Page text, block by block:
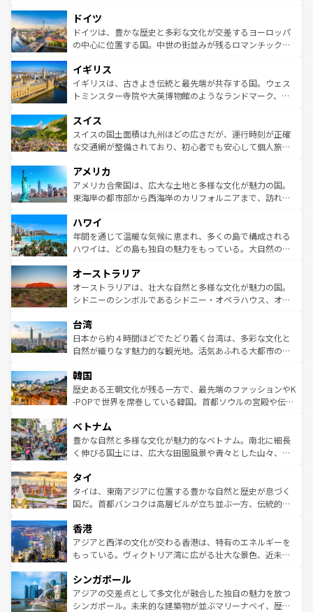
せる。地方によって風土や気候が異なるスペインはその個
性で訪れる人を魅了する。 なお、新着のスペイン情報は コ
ンテンツ一覧を参照してほしい。
で、幅広い魅力が詰まっている。華麗な宮殿、歴史的な大
聖堂、美しいビーチ、そして豊かな自然が、訪れる者を心
から魅了する。また、フランスは美食の国としても知ら
いる。シャンパンの発祥地であるランス、プロヴァンスの
香り高いラベンダー畑など、多彩な楽しみ方が可能だ。さ
らに、パリ以外の地域にも魅力が溢れており、どの街角に
れる地方に足を運ぶとそれぞれで全く異なる文化を体験で
きるだろう。 なお、新着のフランス情報はコンテンツ一覧
を参照してほしい。
ドイツ
ドイツは、豊かな歴史と多彩な文化が交差するヨーロッパ
の中心に位置する国。中世の街並みが残るロマンチック街
顔を持つこの国は、どこを歩いても飽きることがない。ベ
ルリンの文化的活気、バイエルン州のアルプスの絶景、そ
してライン川沿いのワイン畑といった風景は必見。ビール
は、お酒好きな人にはぜひ体験してほしい。 なお、新着の
ドイツ情報はコンテンツ一覧を参照してほしい。
イギリス
イギリスは、古きよき伝統と最先端が共存する国。ウェス
トミンスター寺院や大英博物館のようなランドマーク、歴
リアごとに異なる魅力がある。また、優雅なアフタヌーン
ティー、ビール好きにはたまらない英国パブ、サッカー観
戦など、本場だからこそできる体験も豊富。イギリスを旅
ンツ一覧を参照してほしい。
スイス
スイスの国土面積は九州ほどの広さだが、運行時刻が正確
な交通網が整備されており、初心者でも安心して個人旅行
の建物がそのまま残る町や、スイスならではのユニークな
博物館もあり、アルプス観光だけでなく町歩きも満喫する
ことができる。国民の所得が高いため物価も高いが、旅行
ば市内交通費無料で観光を楽しむこともできる。 なお、新
着のスイス情報はコンテンツ一覧 を参照してほしい。
アメリカ
アメリカ合衆国は、広大な土地と多様な文化が魅力の国。
東海岸の都市部から西海岸のカリフォルニアまで、訪れる
のような巨大都市は、観光、ショッピング、エンターテイ
ンメントが詰まった刺激的なスポットだ。一方、アメリカ
西部には大自然が広がり、グランドキャニオンやイエロー
部のニューオーリンズでは、音楽と美食が融合した独特の
文化が魅力。旅行者はアメリカの各地域で異なる魅力を楽
しみながら、その多様性と豊かな歴史を感じることができ
ならではの贅沢な旅のスタイルだ。 なお、新着のアメリカ
情報はコンテンツ一覧を参照してほしい。
ハワイ
年間を通じて温暖な気候に恵まれ、多くの島で構成される
ハワイは、どの島も独自の魅力をもっている。大自然の神
ワイ島は見逃せない。また、定番の観光地といえばオアフ
島だが、静かな自然を求めるならマウイ島やカウアイ島が
おすすめ。エメラルドグリーンに輝く海をはじめ、豊かな
れるおもてなしの心で訪れる人々を迎えてくれるハワイの
人々、おいしいローカルフードやハワイアンミュージッ
ク、伝統的なフラダンスなど、すべてがハワイの魅力を彩
ワイを、存分に味わってほしい。 なお、新着のハワイ情報
はコンテンツ一覧を参照してほしい。
オーストラリア
オーストラリアは、壮大な自然と多様な文化が魅力の国。
シドニーのシンボルであるシドニー・オペラハウス、オー
リアリーフや大陸中央部にそびえるウルル（エアーズロッ
ク）、タスマニアの美しい原生林やケアンズの熱帯雨林な
ど、見どころがたくさん。また、カフェやワイン、オージ
いる。アクティビティも充実しており、サーフィンやダイ
ビング、ハイキングなど、アウトドア好きにはたまらな
い。オーストラリアの多彩な魅力を存分に味わいつくそ
参照してほしい。
台湾
日本から約４時間ほどでたどり着く台湾は、多彩な文化と
自然が織りなす魅力的な観光地。活気あふれる大都市の台
ン）、静ひつな山岳地帯である台湾東部など、都市の喧騒
と山間の静けさが共存しており、訪れる人に新しい発見と
驚きをもたらしてくれる。また、奥深い台湾の食文化も魅
容にもいいと評判のスイーツなど、バラエティ豊かな料理
が味わえる。 なお、新着の台湾情報は コンテンツ一覧を参
照してほしい。
韓国
歴史ある王朝文化が残る一方で、最先端のファッションやK
-POPで世界を席巻している韓国。首都ソウルの宮殿や伝統
き、地方に足を延ばせば四季折々の自然美を楽しむことが
できる。そして、キムチや焼肉、絶品のストリートフード
まで、さまざまな韓国料理が待っている。夜には、韓国な
リティに包まれながら、韓国の多彩な魅力を心ゆくまで味
わってみてほしい。 なお、新着の韓国情報はコンテンツ一
覧を参照してほしい。
ベトナム
豊かな自然と多様な文化が魅力的なベトナム。南北に細長
く伸びる国土には、広大な田園風景や青々とした山々、世
急速な発展と共に伝統が息づく。ハノイの古い町並みやホ
ーチミン市のフランス統治時代の建物も、独特の雰囲気を
醸し出している。また、バラエティの豊かさとおいしさで
とつ。フォーやバインミー、ベトナムコーヒーなどは、ぜ
ひ現地で味わいたい。どの地域を訪れてもあたたかい人々
が旅行者を迎えてくれるので、きっと忘れられない旅にな
参照してほしい。
タイ
タイは、東南アジアに位置する豊かな自然と歴史が息づく
国だ。首都バンコクは高層ビルが立ち並ぶ一方、伝統的な
の活気が交差している。北部ではチェンマイなどの山岳地
帯で自然と触れ合い、南部ではプーケットやクラビの美し
いビーチでリゾート気分を楽しむことができる。タイ料理
激する。気候は一年中温暖で、どの季節にも異なる楽しみ
が待っている。親しみやすいタイの人々、仏教を中心とし
た文化、そして多様な観光資源が、訪れる旅人を魅了し続
香港
アジアと西洋の文化が交わる香港は、特有のエネルギーを
もっている。ヴィクトリア湾に広がる壮大な景色、近未来
み、どこを訪れても感動するはず。観光スポットが密集し
ており、効率よく見どころを回れるのも魅力。息をのむよ
うな絶景から文化的な体験まで、香港を存分に楽しみ尽く
シンガポール
アジアの交差点として多文化が融合した独自の魅力を放つ
シンガポール。未来的な建築物が並ぶマリーナベイ、歴史